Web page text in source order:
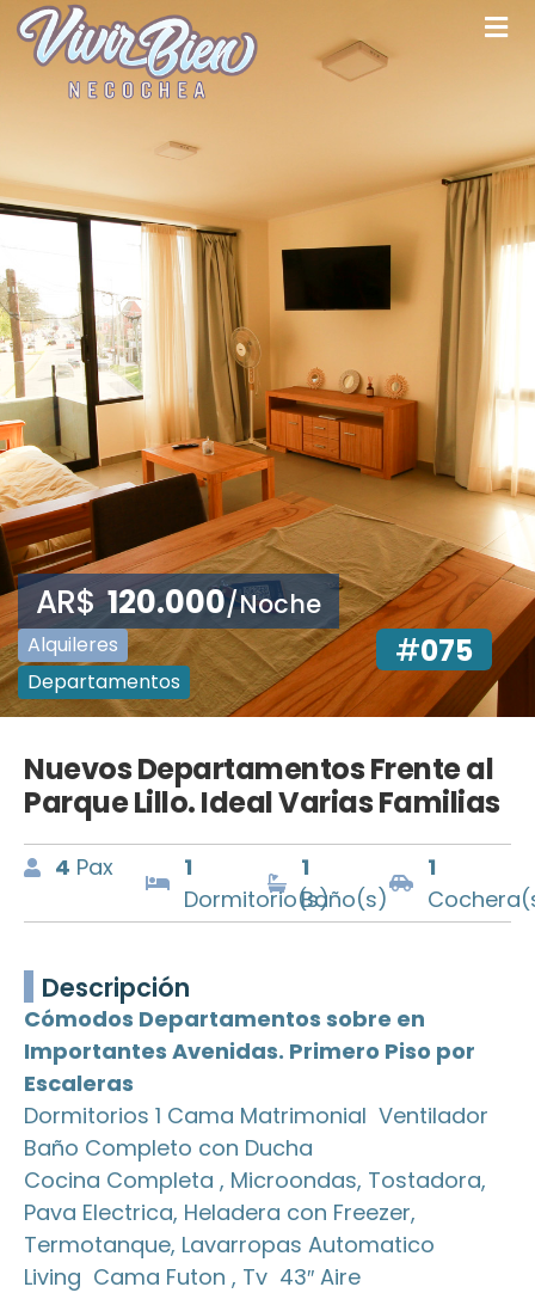
AR$ 120.000/Noche
Alquileres
Departamentos
#075
Nuevos Departamentos Frente al
Parque Lillo. Ideal Varias Familias
4 Pax
1
Dormitorio(s)
1
Baño(s)
1
Descripción
Cómodos Departamentos sobre en
Importantes Avenidas. Primero Piso por
Escaleras
Dormitorios 1 Cama Matrimonial Ventilador
Baño Completo con Ducha
Cocina Completa , Microondas, Tostadora,
Pava Electrica, Heladera con Freezer,
Termotanque, Lavarropas Automatico
Living Cama Futon , Tv 43″ Aire